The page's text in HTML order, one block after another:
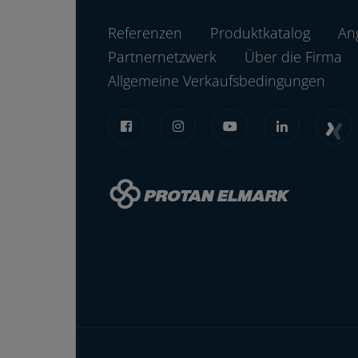
Referenzen Produktkatalog
Partnernetzwerk
Über die Firma
Allgemeine Verkaufsbedingungen